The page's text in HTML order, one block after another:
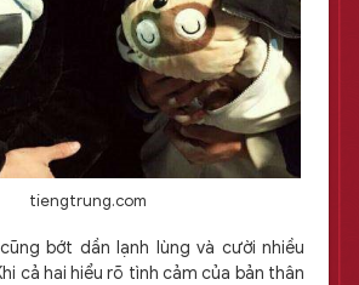
tiengtrung.com
bớt dần lạnh lùng và cười nhiều
cả hai hiểu rõ tình cảm của bản thân